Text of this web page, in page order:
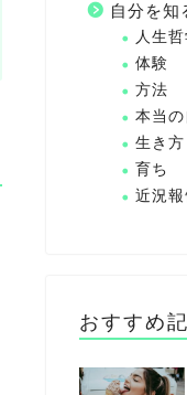
自分を知
人生
体験
方法
本当
生き方
育ち
近況報
おすすめ